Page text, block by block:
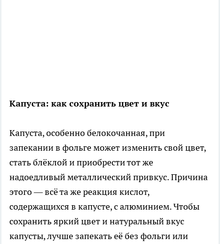
Капуста: как сохранить цвет и вкус
Капуста, особенно белокочанная, при
запекании в фольге может изменить свой цвет,
стать блёклой и приобрести тот же
надоедливый металлический привкус. Причина
этого — всё та же реакция кислот,
содержащихся в капусте, с алюминием. Чтобы
сохранить яркий цвет и натуральный вкус
капусты, лучше запекать её без фольги или